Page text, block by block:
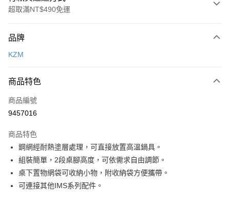
超取滿NT$490免運
信用卡一次付款
3 期 0 利率 每期
合作金庫商業銀行
上海商業儲蓄銀行
臺灣中小企業銀行
匯豐（台灣）商業銀行
華泰商業銀行
聯邦商業銀行
遠東國際商業銀行
元大商業銀行
永豐商業銀行
玉山商業銀行
超商取貨付款
LINE Pay
Apple Pay
ATM付款
運送方式
品牌
KZM
商品特色
商品編號
9457016
商品特色
鋼網經耐熱塗層處理，可直接放置高溫鍋具。
組裝簡單，2段桌腳高度，可依需求自由調節。
桌下置物網袋可收納小物，附收納袋方便攜帶。
可連接其他IMS系列配件。